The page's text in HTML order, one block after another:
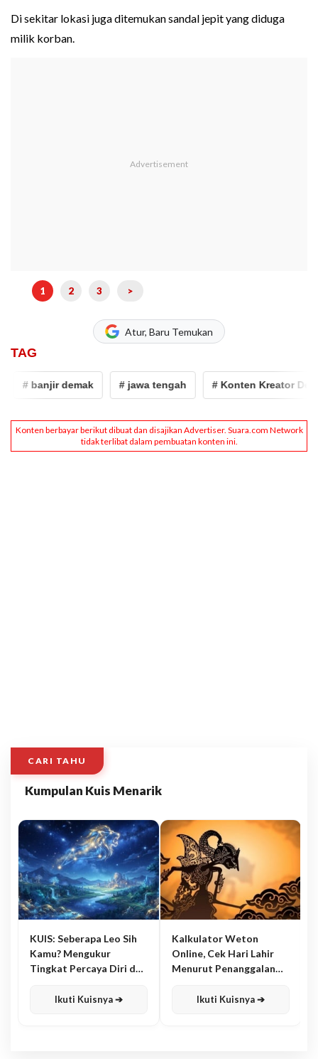
Di sekitar lokasi juga ditemukan sandal jepit yang diduga
milik korban.
1 2 3 >
Atur, Baru Temukan
TAG
# banjir demak # jawa tengah # Konten Kreator Demak
CARI TAHU
Kumpulan Kuis Menarik
KUIS: Seberapa Leo Sih
Kamu? Mengukur
Tingkat Percaya Diri dan
Ikuti Kuisnya ➔
Kalkulator Weton
Online, Cek Hari Lahir
Menurut Penanggalan
Ikuti Kuisnya ➔